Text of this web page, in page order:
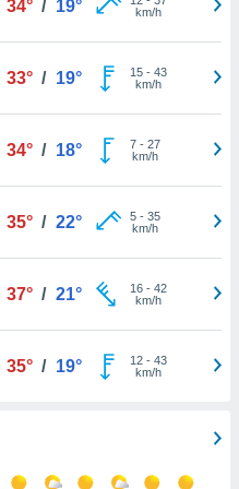
34° / 19°
km/h
33° / 19° 15- 43
km/h
34° / 18° 7- 27
km/h
35° / 22° 5- 35
km/h
37° / 21° 16- 42
km/h
35° / 19° 12- 43
km/h